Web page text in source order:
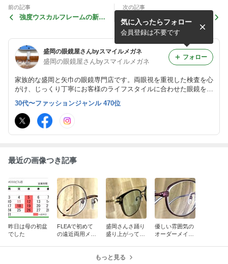
前の記事
強度ウスカルフレームの新作
次の記事
STEADYのメガネのレンズ
交換♪
盛岡の眼鏡屋さんbyスマイルメガネ
盛岡の眼鏡屋さんbyスマイルメガネ
家族的な盛岡と矢巾の眼鏡専門店です。両眼視を重視した検査を心
がけ、じっくり丁寧にお客様のライフスタイルに合わせた眼鏡をご
気に入ったらフォロー
会員登録は不要です
フォロー
30代〜ファッションジャンル 470位
最近の画像つき記事
昨日は母の初盆
でした
FLEAで初めて
の遠近両用メガ
盛岡さんさ踊り
盛り上がってま
優しい雰囲気の
オーダーメイド
もっと見る